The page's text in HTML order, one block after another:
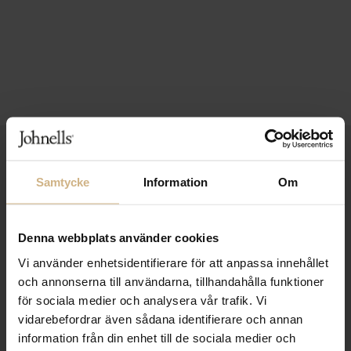
Samtycke Information Om
Denna webbplats använder cookies
Vi använder enhetsidentifierare för att anpassa innehållet
och annonserna till användarna, tillhandahålla funktioner
för sociala medier och analysera vår trafik. Vi
vidarebefordrar även sådana identifierare och annan
information från din enhet till de sociala medier och
FRI FRAKT FRÅN 999 KR
Håll dig uppdaterad
PRENUMERERA PÅ VÅRT NYHETSBREV